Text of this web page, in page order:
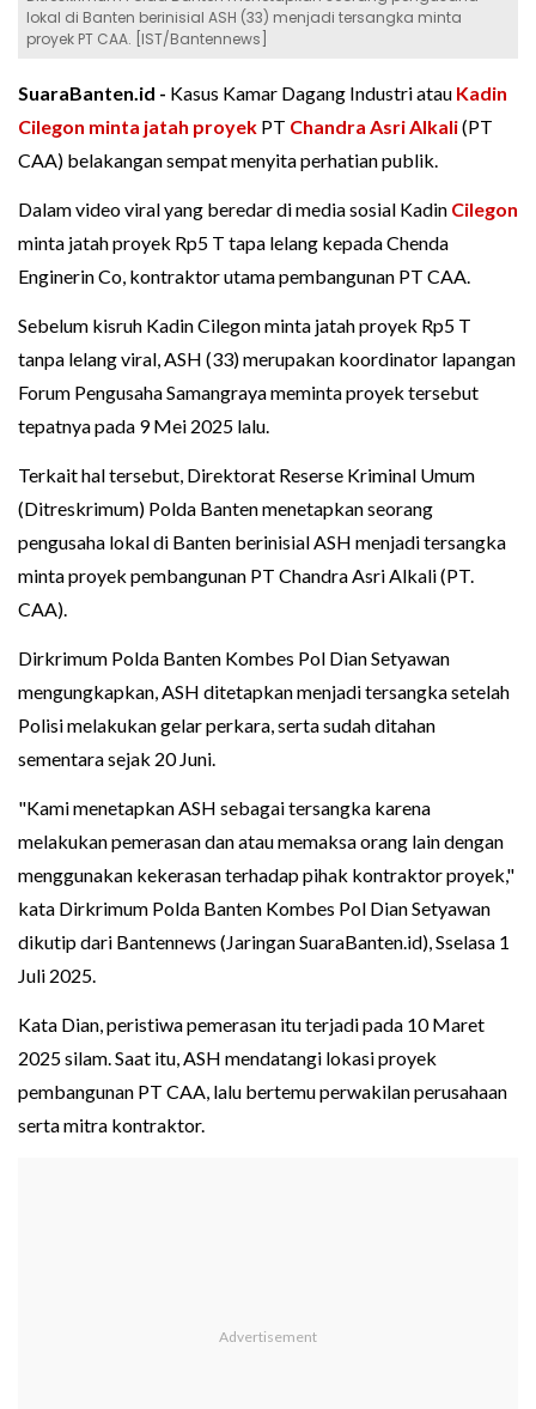
lokal di Banten berinisial ASH (33) menjadi tersangka minta
proyek PT CAA. [IST/Bantennews]
SuaraBanten.id - Kasus Kamar Dagang Industri atau Kadin
Cilegon minta jatah proyek PT Chandra Asri Alkali(PT
CAA) belakangan sempat menyita perhatian publik.
Dalam video viral yang beredar di media sosial Kadin Cilegon
minta jatah proyek Rp5 T tapa lelang kepada Chenda
Enginerin Co, kontraktor utama pembangunan PT CAA.
Sebelum kisruh Kadin Cilegon minta jatah proyek Rp5 T
tanpa lelang viral, ASH (33) merupakan koordinator lapangan
Forum Pengusaha Samangraya meminta proyek tersebut
tepatnya pada 9 Mei 2025 lalu.
Terkait hal tersebut, Direktorat Reserse Kriminal Umum
(Ditreskrimum) Polda Banten menetapkan seorang
pengusaha lokal di Banten berinisial ASH menjadi tersangka
minta proyek pembangunan PT Chandra Asri Alkali (PT.
CAA).
Dirkrimum Polda Banten Kombes Pol Dian Setyawan
mengungkapkan, ASH ditetapkan menjadi tersangka setelah
Polisi melakukan gelar perkara, serta sudah ditahan
sementara sejak 20 Juni.
"Kami menetapkan ASH sebagai tersangka karena
melakukan pemerasan dan atau memaksa orang lain dengan
menggunakan kekerasan terhadap pihak kontraktor proyek,"
kata Dirkrimum Polda Banten Kombes Pol Dian Setyawan
dikutip dari Bantennews (Jaringan SuaraBanten.id), Sselasa 1
Juli 2025.
Kata Dian, peristiwa pemerasan itu terjadi pada 10 Maret
2025 silam. Saat itu, ASH mendatangi lokasi proyek
pembangunan PT CAA, lalu bertemu perwakilan perusahaan
serta mitra kontraktor.